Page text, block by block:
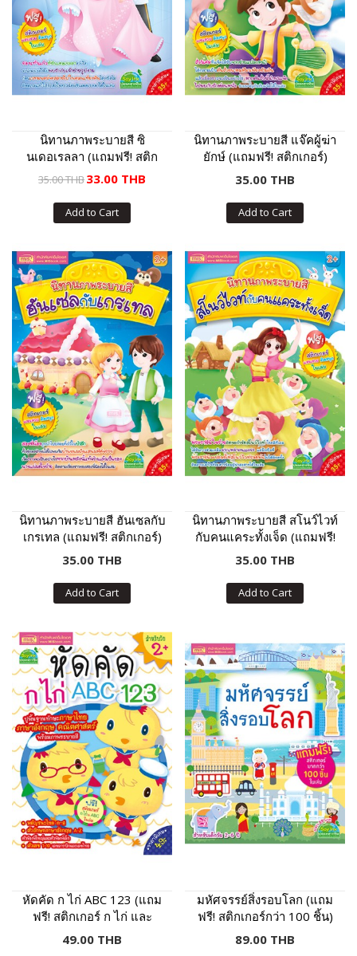
นิทานภาพระบายสี ซิ
นเดอเรลลา (แถมฟรี! สติก
เกอร์)
35.00 THB33.00 THB
Add to Cart
นิทานภาพระบายสี แจ๊คผู้ฆ่า
ยักษ์ (แถมฟรี! สติกเกอร์)
35.00 THB
Add to Cart
นิทานภาพระบายสี ฮันเซลกับ
เกรเทล (แถมฟรี! สติกเกอร์)
35.00 THB
Add to Cart
นิทานภาพระบายสี สโนว์ไวท์
กับคนแคระทั้งเจ็ด (แถมฟรี!
สติกเกอร์)
35.00 THB
Add to Cart
หัดคัด ก ไก่ ABC 123 (แถม
ฟรี! สติกเกอร์ ก ไก่ และ
ABC)
49.00 THB
มหัศจรรย์สิ่งรอบโลก (แถม
ฟรี! สติกเกอร์กว่า 100 ชิ้น)
89.00 THB